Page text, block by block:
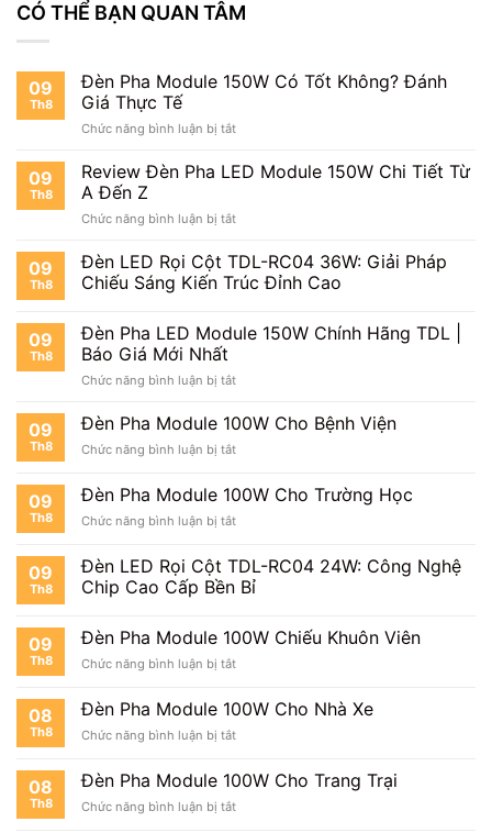
CÓ THỂ BẠN QUAN TÂM
09
Th8
Đèn Pha Module 150W Có Tốt Không? Đánh
Giá Thực Tế
Chức năng bình luận bị tắtở
Pha
Module
Có
Không?
Đánh
Tế
09
Th8
Review Đèn Pha LED Module 150W Chi Tiết Từ
A Đến Z
Chức năng bình luận bị tắtở
Đèn
Pha
LED
150W
Từ
Đến
09
Th8
Đèn LED Rọi Cột TDL-RC04 36W: Giải Pháp
Chiếu Sáng Kiến Trúc Đỉnh Cao
09
Th8
Đèn Pha LED Module 150W Chính Hãng TDL |
Báo Giá Mới Nhất
Chức năng bình luận bị tắtở
Pha
LED
Module
Chính
TDL
Báo
Giá
09
Th8
Đèn Pha Module 100W Cho Bệnh Viện
Chức năng bình luận bị tắtở
Pha
Module
100W
Bệnh
Viện
09
Th8
Đèn Pha Module 100W Cho Trường Học
Chức năng bình luận bị tắtở
Pha
Module
100W
Trường
09
Th8
Đèn LED Rọi Cột TDL-RC04 24W: Công Nghệ
Chip Cao Cấp Bền Bỉ
09
Th8
Đèn Pha Module 100W Chiếu Khuôn Viên
Chức năng bình luận bị tắtở
Pha
Module
100W
Khuôn
08
Th8
Đèn Pha Module 100W Cho Nhà Xe
Chức năng bình luận bị tắtở
Pha
Module
100W
08
Th8
Đèn Pha Module 100W Cho Trang Trại
Chức năng bình luận bị tắtở